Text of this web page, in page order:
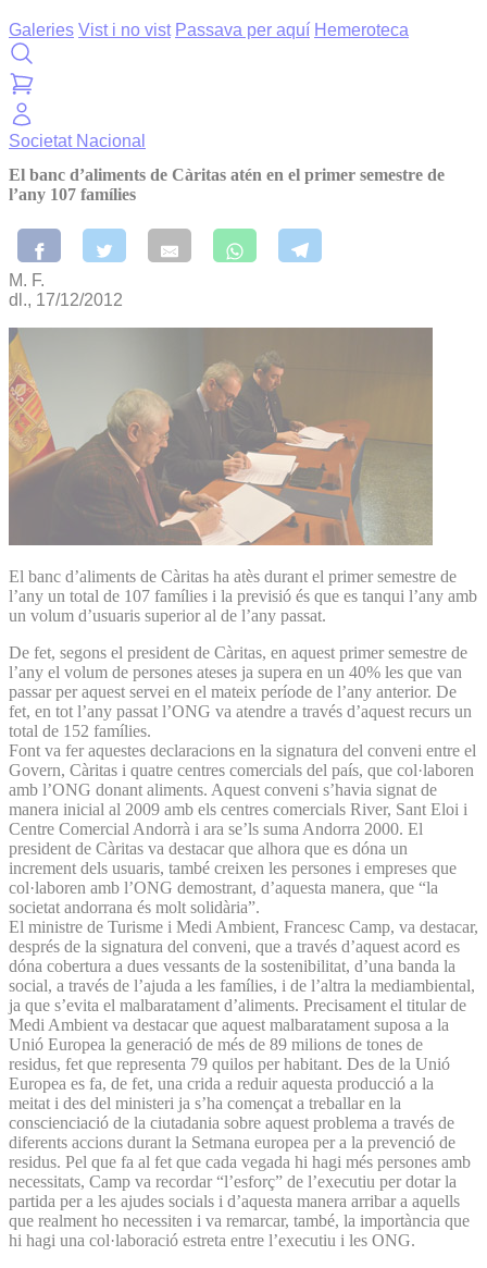
Galeries Vist i no vist Passava per aquí Hemeroteca
Societat Nacional
El banc d’aliments de Càritas atén en el primer semestre de
l’any 107 famílies
M. F.
dl., 17/12/2012
El banc d’aliments de Càritas ha atès durant el primer semestre de
l’any un total de 107 famílies i la previsió és que es tanqui l’any amb
un volum d’usuaris superior al de l’any passat.
De fet, segons el president de Càritas, en aquest primer semestre de
l’any el volum de persones ateses ja supera en un 40% les que van
passar per aquest servei en el mateix període de l’any anterior. De
fet, en tot l’any passat l’ONG va atendre a través d’aquest recurs un
total de 152 famílies.
Font va fer aquestes declaracions en la signatura del conveni entre el
Govern, Càritas i quatre centres comercials del país, que col·laboren
amb l’ONG donant aliments. Aquest conveni s’havia signat de
manera inicial al 2009 amb els centres comercials River, Sant Eloi i
Centre Comercial Andorrà i ara se’ls suma Andorra 2000. El
president de Càritas va destacar que alhora que es dóna un
increment dels usuaris, també creixen les persones i empreses que
col·laboren amb l’ONG demostrant, d’aquesta manera, que “la
societat andorrana és molt solidària”.
El ministre de Turisme i Medi Ambient, Francesc Camp, va destacar,
després de la signatura del conveni, que a través d’aquest acord es
dóna cobertura a dues vessants de la sostenibilitat, d’una banda la
social, a través de l’ajuda a les famílies, i de l’altra la mediambiental,
ja que s’evita el malbaratament d’aliments. Precisament el titular de
Medi Ambient va destacar que aquest malbaratament suposa a la
Unió Europea la generació de més de 89 milions de tones de
residus, fet que representa 79 quilos per habitant. Des de la Unió
Europea es fa, de fet, una crida a reduir aquesta producció a la
meitat i des del ministeri ja s’ha començat a treballar en la
conscienciació de la ciutadania sobre aquest problema a través de
diferents accions durant la Setmana europea per a la prevenció de
residus. Pel que fa al fet que cada vegada hi hagi més persones amb
necessitats, Camp va recordar “l’esforç” de l’executiu per dotar la
partida per a les ajudes socials i d’aquesta manera arribar a aquells
que realment ho necessiten i va remarcar, també, la importància que
hi hagi una col·laboració estreta entre l’executiu i les ONG.